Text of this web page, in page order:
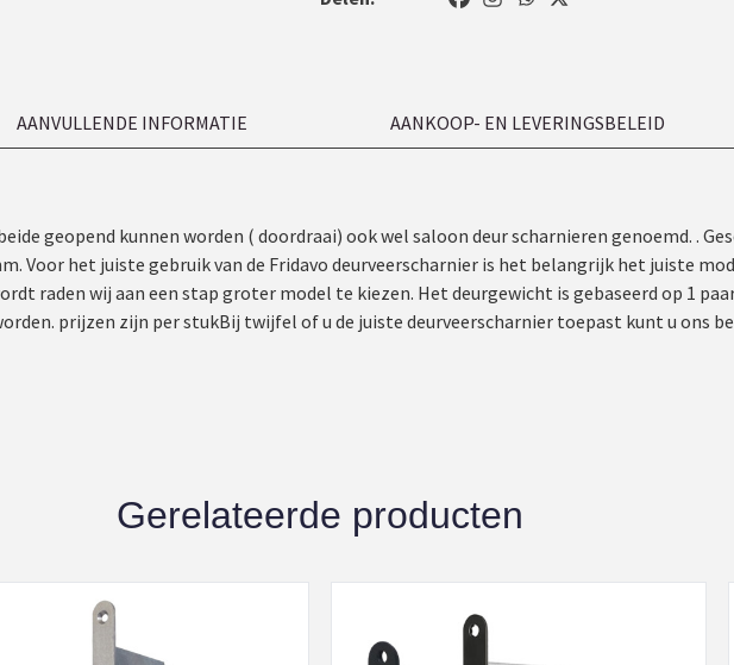
AANVULLENDE INFORMATIE AANKOOP- EN LEVERINGSBELEID
geopend kunnen worden ( doordraai) ook wel saloon deur scharnieren genoemd. .
Voor het juiste gebruik van de Fridavo deurveerscharnier is het belangrijk het juiste
raden wij aan een stap groter model te kiezen. Het deurgewicht is gebaseerd op 1
prijzen zijn per stukBij twijfel of u de juiste deurveerscharnier toepast kunt u ons
Gerelateerde producten